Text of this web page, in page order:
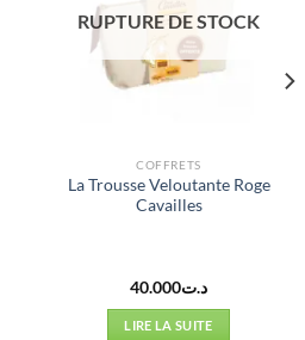
RUPTURE DE STOCK
COFFRETS
La Trousse Veloutante Roge
Cavailles
د.ت40.000
LIRE LA SUITE